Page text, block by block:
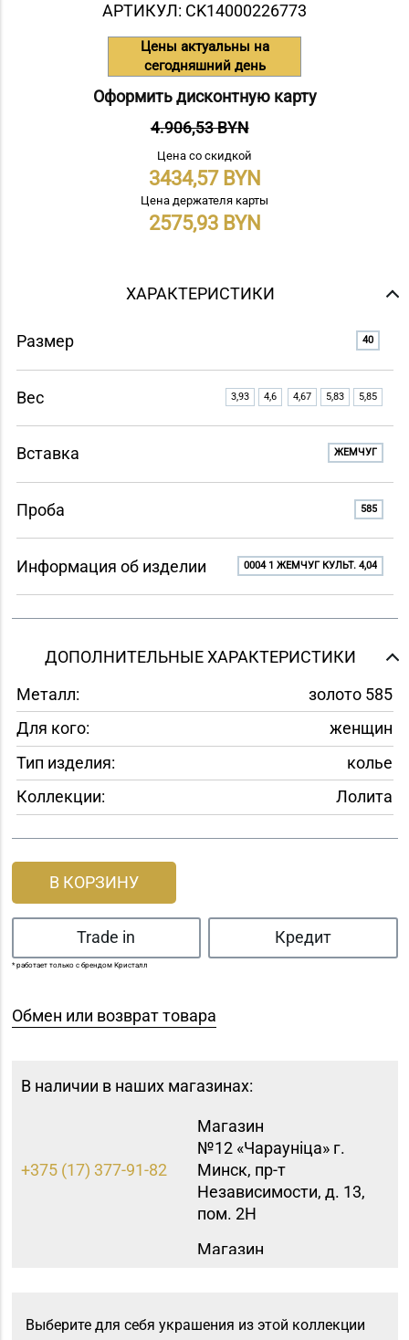
АРТИКУЛ: СK14000226773
Цены актуальны на
сегодняшний день
Оформить дисконтную карту
4.906,53 BYN
Цена со скидкой
3434,57
Цена держателя карты
2575,93
ХАРАКТЕРИСТИКИ
Размер 40
Вес 3,93 4,6 4,67 5,83 5,85
Вставка ЖЕМЧУГ
Проба 585
Информация об изделии 0004 1 ЖЕМЧУГ КУЛЬТ. 4,04
ДОПОЛНИТЕЛЬНЫЕ ХАРАКТЕРИСТИКИ
Металл:
золото 585
Для кого:
женщин
Тип изделия:
колье
Коллекции:
Лолита
В КОРЗИНУ
Trade in Кредит
* работает только с брендом Кристалл
Обмен или возврат товара
В наличии в наших магазинах:
+375 (17) 377-91-82
Магазин
№12 «Чараунiца» г.
Минск, пр-т
Независимости, д. 13,
пом. 2Н
+375 (17) 247-29-04
Магазин
Независимости, д. 3-2,
Выберите для себя украшения из этой коллекции